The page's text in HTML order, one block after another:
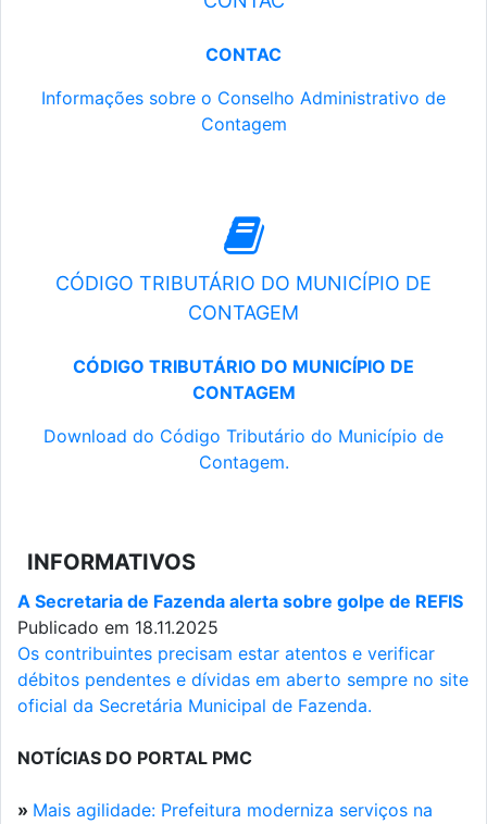
CONTAC
Informações sobre o Conselho Administrativo de
Contagem
CÓDIGO TRIBUTÁRIO DO MUNICÍPIO DE
CONTAGEM
CÓDIGO TRIBUTÁRIO DO MUNICÍPIO DE
CONTAGEM
Download do Código Tributário do Município de
Contagem.
INFORMATIVOS
A Secretaria de Fazenda alerta sobre golpe de REFIS
Publicado em 18.11.2025
Os contribuintes precisam estar atentos e verificar
débitos pendentes e dívidas em aberto sempre no site
oficial da Secretária Municipal de Fazenda.
NOTÍCIAS DO PORTAL PMC
» Mais agilidade: Prefeitura moderniza serviços na